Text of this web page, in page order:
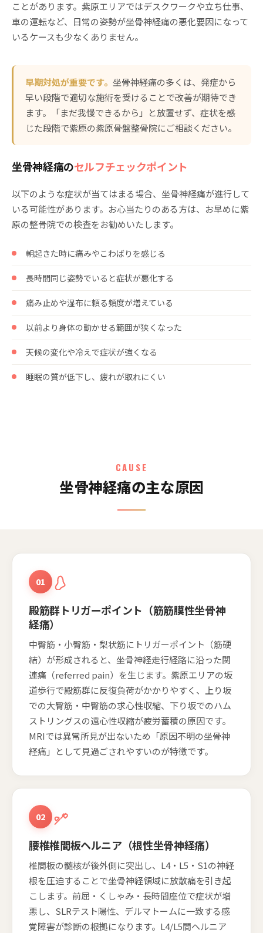
ことがあります。紫原エリアではデスクワークや立ち仕事、
車の運転など、日常の姿勢が坐骨神経痛の悪化要因になって
いるケースも少なくありません。
早期対処が重要です。 坐骨神経痛の多くは、発症から
早い段階で適切な施術を受けることで改善が期待でき
ます。「まだ我慢できるから」と放置せず、症状を感
じた段階で紫原の紫原骨盤整骨院にご相談ください。
坐骨神経痛のセルフチェックポイント
以下のような症状が当てはまる場合、坐骨神経痛が進行して
いる可能性があります。お心当たりのある方は、お早めに紫
原の整骨院での検査をお勧めいたします。
朝起きた時に痛みやこわばりを感じる
長時間同じ姿勢でいると症状が悪化する
痛み止めや湿布に頼る頻度が増えている
以前より身体の動かせる範囲が狭くなった
天候の変化や冷えで症状が強くなる
睡眠の質が低下し、疲れが取れにくい
CAUSE
坐骨神経痛の主な原因
01
殿筋群トリガーポイント（筋筋膜性坐骨神
経痛）
中臀筋・小臀筋・梨状筋にトリガーポイント（筋硬
結）が形成されると、坐骨神経走行経路に沿った関
連痛（referred pain）を生じます。紫原エリアの坂
道歩行で殿筋群に反復負荷がかかりやすく、上り坂
での大臀筋・中臀筋の求心性収縮、下り坂でのハム
ストリングスの遠心性収縮が疲労蓄積の原因です。
MRIでは異常所見が出ないため「原因不明の坐骨神
経痛」として見過ごされやすいのが特徴です。
02
腰椎椎間板ヘルニア（根性坐骨神経痛）
椎間板の髄核が後外側に突出し、L4・L5・S1の神経
根を圧迫することで坐骨神経領域に放散痛を引き起
こします。前屈・くしゃみ・長時間座位で症状が増
悪し、SLRテスト陽性、デルマトームに一致する感
覚障害が診断の根拠になります。L4/L5間ヘルニア